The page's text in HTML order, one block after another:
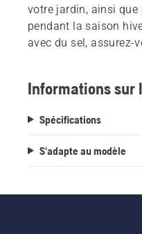
votre jardin, ainsi
pendant la saison
avec du sel, assurez-
Informations sur
Spécifications
S'adapte au modèle